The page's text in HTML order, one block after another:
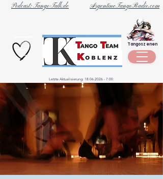
ArgentineTangoRadio.com
Podcast: Tango-Talk.de
Szene
Tangoszenen
Letzte Aktualisierung: 18.06.2026 - 7:00